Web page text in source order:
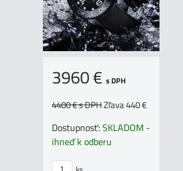
3960 € s DPH
4400 €s DPHZľava 440 €
Dostupnosť:SKLADOM -
ihneď k odberu